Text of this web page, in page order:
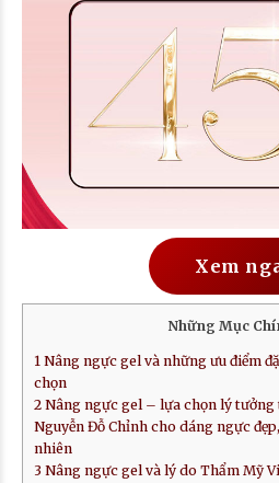
Xem
Những Mục
1 Nâng ngực gel và những ưu điểm
chọn
2 Nâng ngực gel – lựa chọn lý tưởng
Nguyễn Đỗ Chỉnh cho dáng ngực
nhiên
3 Nâng ngực gel và lý do Thẩm Mỹ